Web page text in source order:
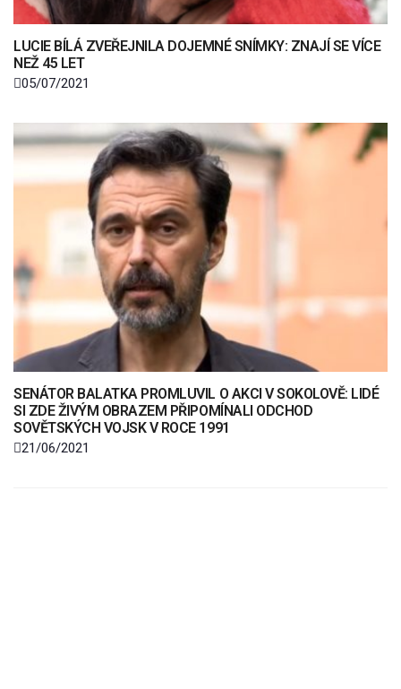
LUCIE BÍLÁ ZVEŘEJNILA DOJEMNÉ SNÍMKY: ZNAJÍ SE VÍCE
NEŽ 45 LET
05/07/2021
SENÁTOR BALATKA PROMLUVIL O AKCI V SOKOLOVĚ: LIDÉ
SI ZDE ŽIVÝM OBRAZEM PŘIPOMÍNALI ODCHOD
SOVĚTSKÝCH VOJSK V ROCE 1991
21/06/2021